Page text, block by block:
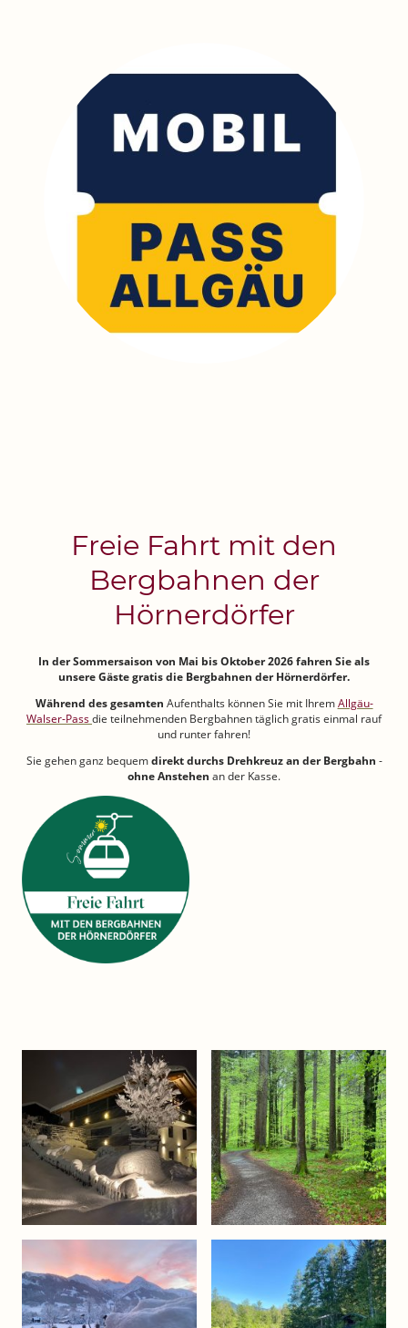
Freie Fahrt mit den
Bergbahnen der
Hörnerdörfer
In der Sommersaison von Mai bis Oktober 2026 fahren Sie als
unsere Gäste gratis die Bergbahnen der Hörnerdörfer.
Während des gesamten Aufenthalts können Sie mit IhremAllgäu-
Walser-Passdie teilnehmenden Bergbahnen täglich gratis einmal rauf
und runter fahren!
Sie gehen ganz bequemdirekt durchs Drehkreuz an der Bergbahn -
ohne Anstehen an der Kasse.